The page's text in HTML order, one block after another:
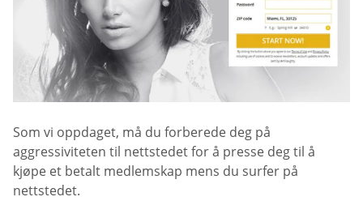
Som vi oppdaget, må du forberede deg på
aggressiviteten til nettstedet for å presse deg til å
kjøpe et betalt medlemskap mens du surfer på
nettstedet.